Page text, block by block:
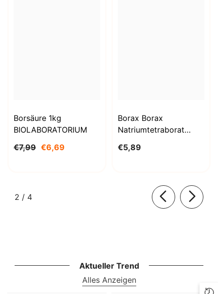
Borsäure 1kg
BIOLABORATORIUM
€7,99 €6,69
Borax Borax
Natriumtetraborat
BioLaboratorium
€5,89
2 / von
4
Aktueller Trend
Alles Anzeigen